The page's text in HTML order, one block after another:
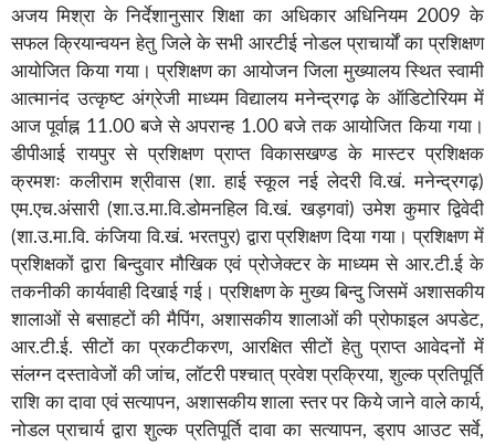
अजय मिश्रा के निर्देशानुसार शिक्षा का अधिकार अधिनियम 2009 के
सफल क्रियान्वयन हेतु जिले के सभी आरटीई नोडल प्राचार्यों का प्रशिक्षण
आयोजित किया गया। प्रशिक्षण का आयोजन जिला मुख्यालय स्थित स्वामी
आत्मानंद उत्कृष्ट अंग्रेजी माध्यम विद्यालय मनेन्द्रगढ़ के ऑडिटोरियम में
आज पूर्वाह्न 11.00 बजे से अपरान्ह 1.00 बजे तक आयोजित किया गया।
डीपीआई रायपुर से प्रशिक्षण प्राप्त विकासखण्ड के मास्टर प्रशिक्षक
क्रमशः कलीराम श्रीवास (शा. हाई स्कूल नई लेदरी वि.खं. मनेन्द्रगढ़)
एम.एच.अंसारी (शा.उ.मा.वि.डोमनहिल वि.खं. खड़गवां) उमेश कुमार द्विवेदी
(शा.उ.मा.वि. कंजिया वि.खं. भरतपुर) द्वारा प्रशिक्षण दिया गया। प्रशिक्षण में
प्रशिक्षकों द्वारा बिन्दुवार मौखिक एवं प्रोजेक्टर के माध्यम से आर.टी.ई के
तकनीकी कार्यवाही दिखाई गई। प्रशिक्षण के मुख्य बिन्दु जिसमें अशासकीय
शालाओं से बसाहटों की मैपिंग, अशासकीय शालाओं की प्रोफाइल अपडेट,
आर.टी.ई. सीटों का प्रकटीकरण, आरक्षित सीटों हेतु प्राप्त आवेदनों में
संलग्न दस्तावेजों की जांच, लॉटरी पश्चात् प्रवेश प्रक्रिया, शुल्क प्रतिपूर्ति
राशि का दावा एवं सत्यापन, अशासकीय शाला स्तर पर किये जाने वाले कार्य,
नोडल प्राचार्य द्वारा शुल्क प्रतिपूर्ति दावा का सत्यापन, ड्राप आउट सर्वे,